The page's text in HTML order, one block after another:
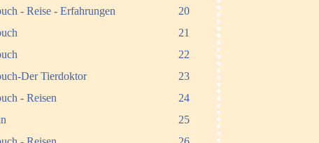
- Reise - Erfahrungen
20
21
22
Der Tierdoktor
23
- Reisen
24
25